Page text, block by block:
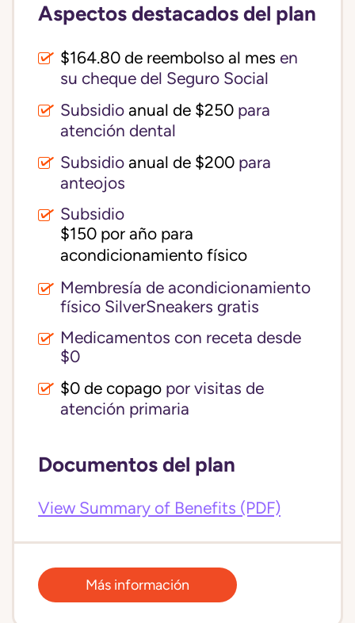
Aspectos destacados del plan
$164.80 de reembolso al mes en
su cheque del Seguro Social
Subsidio anual de $250 para
atención dental
Subsidio anual de $200 para
anteojos
Subsidio
$150 por año para
acondicionamiento físico
Membresía de acondicionamiento
físico SilverSneakers gratis
Medicamentos con receta desde
$0
$0 de copago por visitas de
atención primaria
Documentos del plan
View Summary of Benefits (PDF)
Más información